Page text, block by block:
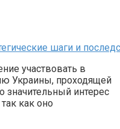
шаги и
участвовать в
Украины, проходящей
интерес
как оно